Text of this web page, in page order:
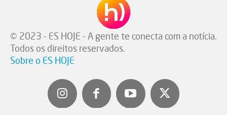
© 2023 - ES HOJE - A gente te conecta com a notícia.
Todos os direitos reservados.
Sobre o ES HOJE